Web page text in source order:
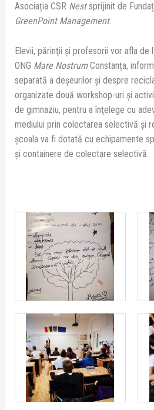
Asociația CSR Nestsprijinit de
GreenPoint Management.
Elevii, părinţii şi profesorii vor afla de
ONG Mare NostrumConstanța,
separată a deşeurilor şi despre
organizate două workshop-uri şi
de gimnaziu, pentru a înţelege cu
mediului prin colectarea selectivă şi
şcoala va fi dotată cu echipamente
şi containere de colectare selectivă.